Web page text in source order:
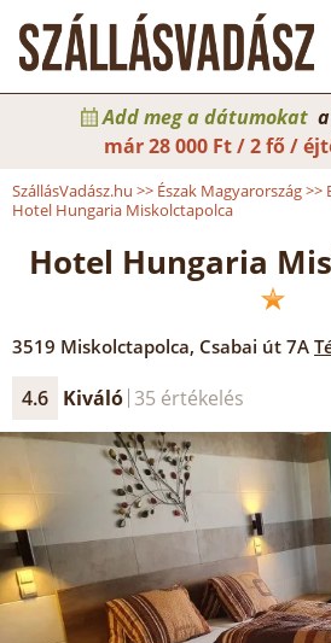
Add meg a dátumokat
már28 000 Ft / 2 fő /
SzállásVadász.hu >> Észak Magyarország>>
Hotel Hungaria Miskolctapolca
Hotel Hungaria
3519 Miskolctapolca, Csabai út 7A
4.6 Kiváló 35 értékelés